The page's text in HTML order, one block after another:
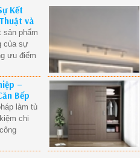
Kết
và
sản phẩm
của sự
ưu điểm
và tính
cho
sống
–
Bếp
làm tủ
chi
được
thẩm